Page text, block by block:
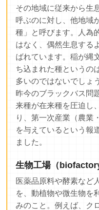
その地域に従来から生
呼ぶのに対し、他地域
種」と呼びます。人為
はなく、偶然生息する
ばれています。稲が縄
ち込まれた種というの
多いのではないでしょ
昨今のブラックバス問
来種が在来種を圧迫し
り、第一次産業（農業
を与えているという報
ました。
生物工場（biofactory
医薬品原料や酵素など
を、動植物や微生物を
みのこと。例えば、ク